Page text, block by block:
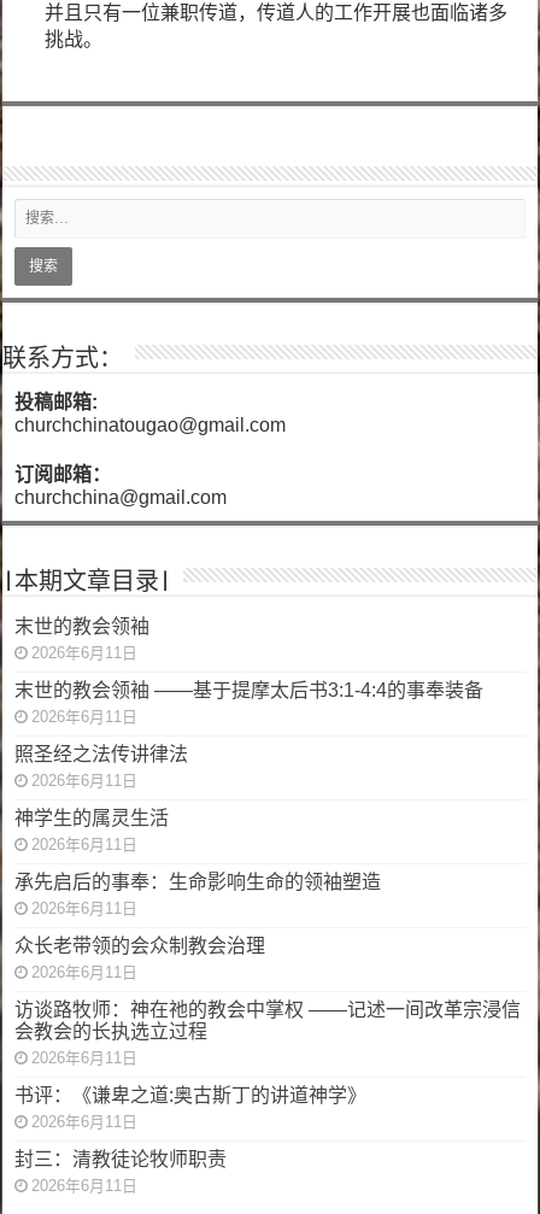
并且只有一位兼职传道，传道人的工作开展也面临诸多
挑战。
联系方式：
投稿邮箱:
churchchinatougao@gmail.com
订阅邮箱：
churchchina@gmail.com
|本期文章目录|
末世的教会领袖
2026年6月11日
末世的教会领袖 ——基于提摩太后书3:1-4:4的事奉装备
2026年6月11日
照圣经之法传讲律法
2026年6月11日
神学生的属灵生活
2026年6月11日
承先启后的事奉：生命影响生命的领袖塑造
2026年6月11日
众长老带领的会众制教会治理
2026年6月11日
访谈路牧师：神在祂的教会中掌权 ——记述一间改革宗浸信
会教会的长执选立过程
2026年6月11日
书评：《谦卑之道:奥古斯丁的讲道神学》
2026年6月11日
封三：清教徒论牧师职责
2026年6月11日